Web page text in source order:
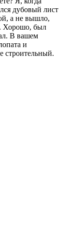
дубовый лист
а не вышло,
Хорошо, был
В вашем
и
строительный.